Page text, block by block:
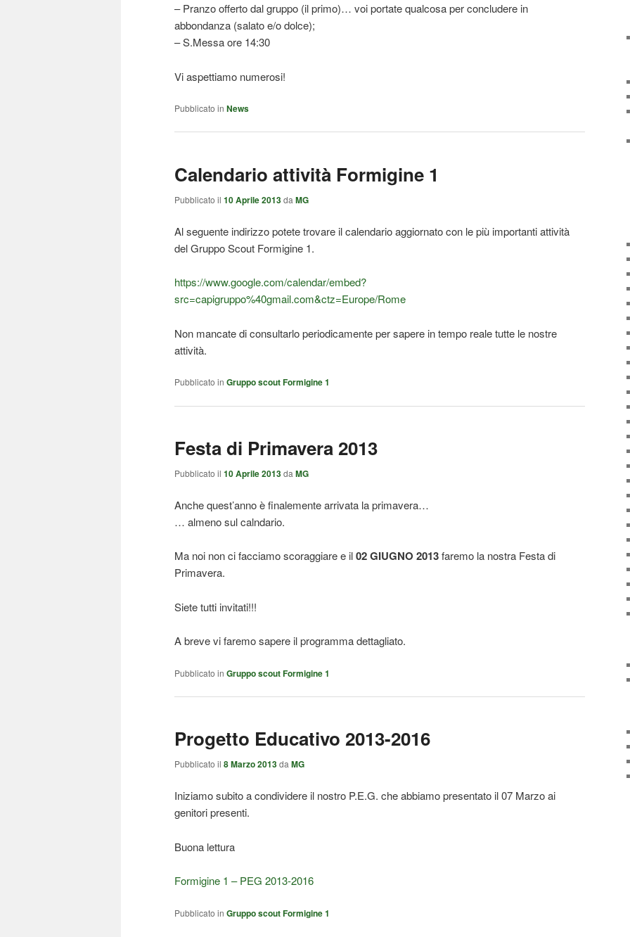
– Pranzo offerto dal gruppo (il primo)… voi portate qualcosa per concludere in
abbondanza (salato e/o dolce);
– S.Messa ore 14:30
Vi aspettiamo numerosi!
Pubblicato in News
Calendario attività Formigine 1
Pubblicato il 10 Aprile 2013da MG
Al seguente indirizzo potete trovare il calendario aggiornato con le più importanti attività
del Gruppo Scout Formigine 1.
https://www.google.com/calendar/embed?
src=capigruppo%40gmail.com&ctz=Europe/Rome
Non mancate di consultarlo periodicamente per sapere in tempo reale tutte le nostre
attività.
Pubblicato in Gruppo scout Formigine 1
Festa di Primavera 2013
Pubblicato il 10 Aprile 2013da MG
Anche quest’anno è finalemente arrivata la primavera…
… almeno sul calndario.
Ma noi non ci facciamo scoraggiare e il02 GIUGNO 2013faremo la nostra Festa di
Primavera.
Siete tutti invitati!!!
A breve vi faremo sapere il programma dettagliato.
Pubblicato in Gruppo scout Formigine 1
Progetto Educativo 2013-2016
Pubblicato il 8 Marzo 2013da MG
Iniziamo subito a condividere il nostro P.E.G. che abbiamo presentato il 07 Marzo ai
genitori presenti.
Buona lettura
Formigine 1 – PEG 2013-2016
Pubblicato in Gruppo scout Formigine 1